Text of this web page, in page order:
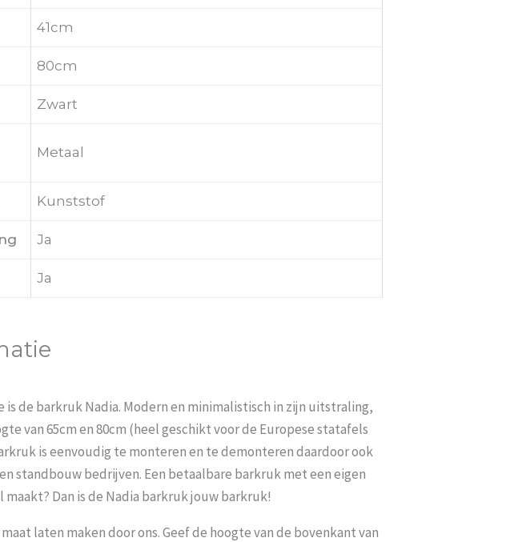
41cm
80cm
Zwart
Metaal
Kunststof
Ja
Ja
is de barkruk Nadia. Modern en minimalistisch in zijn uitstraling,
van 65cm en 80cm (heel geschikt voor de Europese statafels
is eenvoudig te monteren en te demonteren daardoor ook
standbouw bedrijven. Een betaalbare barkruk met een eigen
Dan is de Nadia barkruk jouw barkruk!
laten maken door ons. Geef de hoogte van de bovenkant van